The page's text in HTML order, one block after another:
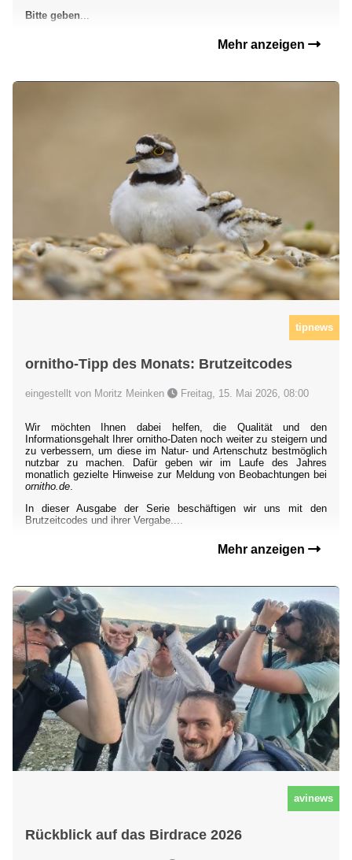
Bitte geben
Mehr anzeigen
tipnews
ornitho-Tipp des Monats: Brutzeitcodes
eingestellt von Moritz Meinken Freitag, 15. Mai 2026, 08:00
Wir möchten Ihnen dabei helfen, die Qualität und den
Informationsgehalt Ihrer ornitho-Daten noch weiter zu steigern und
zu verbessern, um diese im Natur- und Artenschutz bestmöglich
nutzbar zu machen. Dafür geben wir im Laufe des Jahres
monatlich gezielte Hinweise zur Meldung von Beobachtungen bei
ornitho.de.
In dieser Ausgabe der Serie beschäftigen wir uns mit den
Brutzeitcodes und ihrer Vergabe....
Mehr anzeigen
avinews
Rückblick auf das Birdrace 2026